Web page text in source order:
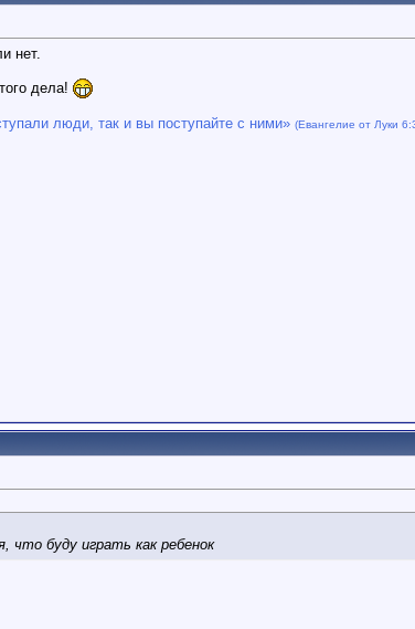
нет.
дела!
люди, так и вы поступайте с ними» (Евангелие от Луки
что буду играть как ребенок